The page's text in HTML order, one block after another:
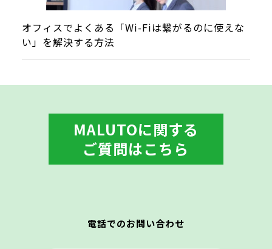
オフィスでよくある「Wi-Fiは繋がるのに使えな
い」を解決する方法
MALUTOに関する
ご質問はこちら
電話でのお問い合わせ